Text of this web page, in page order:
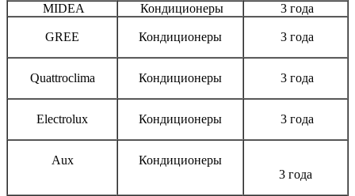
MIDEA Кондиционеры 3 года
GREE Кондиционеры 3 года
Quattroclima Кондиционеры 3 года
Electrolux Кондиционеры 3 года
Aux
Кондиционеры
3 года